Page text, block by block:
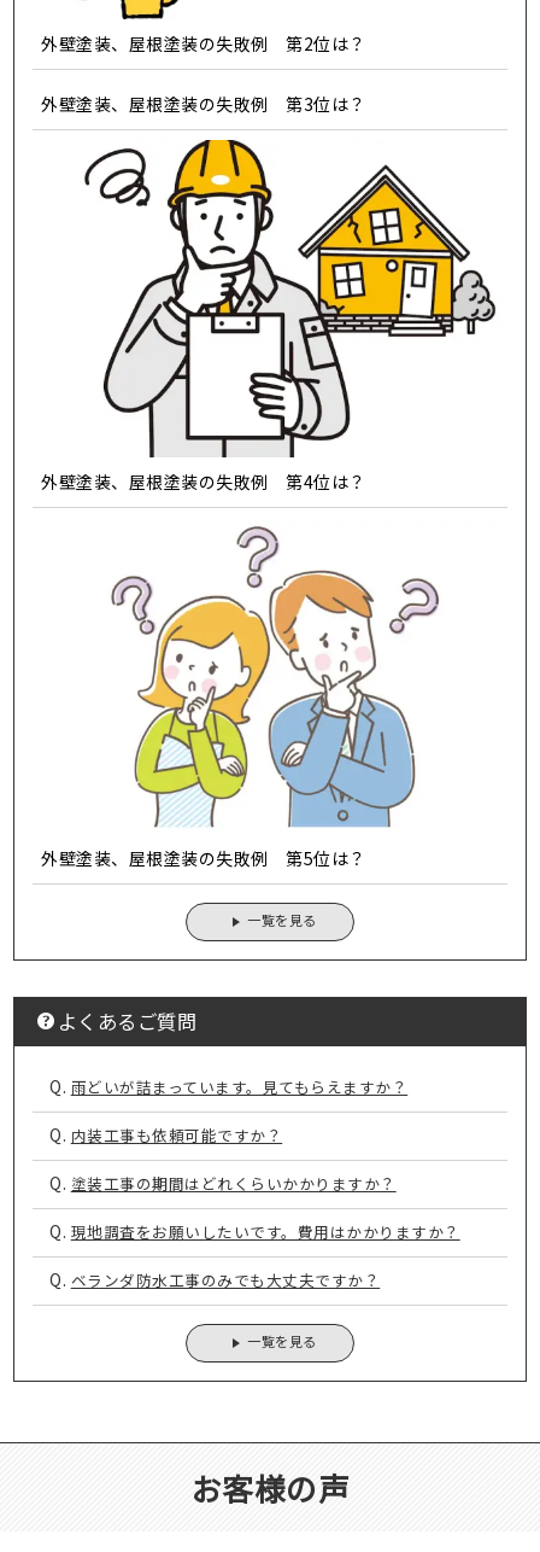
外壁塗装、屋根塗装の失敗例 第2位は？
外壁塗装、屋根塗装の失敗例 第3位は？
外壁塗装、屋根塗装の失敗例 第4位は？
外壁塗装、屋根塗装の失敗例 第5位は？
一覧を見る
よくあるご質問
Q. 雨どいが詰まっています。見てもらえますか？
Q. 内装工事も依頼可能ですか？
Q. 塗装工事の期間はどれくらいかかりますか？
Q. 現地調査をお願いしたいです。費用はかかりますか？
Q. ベランダ防水工事のみでも大丈夫ですか？
一覧を見る
お客様の声